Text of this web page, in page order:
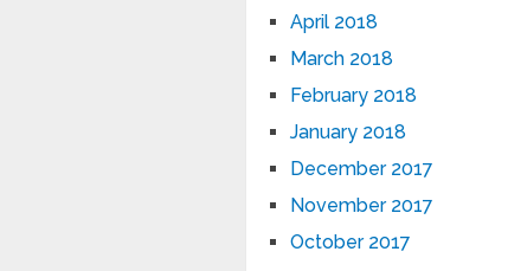
April 2018
March 2018
February 2018
January 2018
December 2017
November 2017
October 2017